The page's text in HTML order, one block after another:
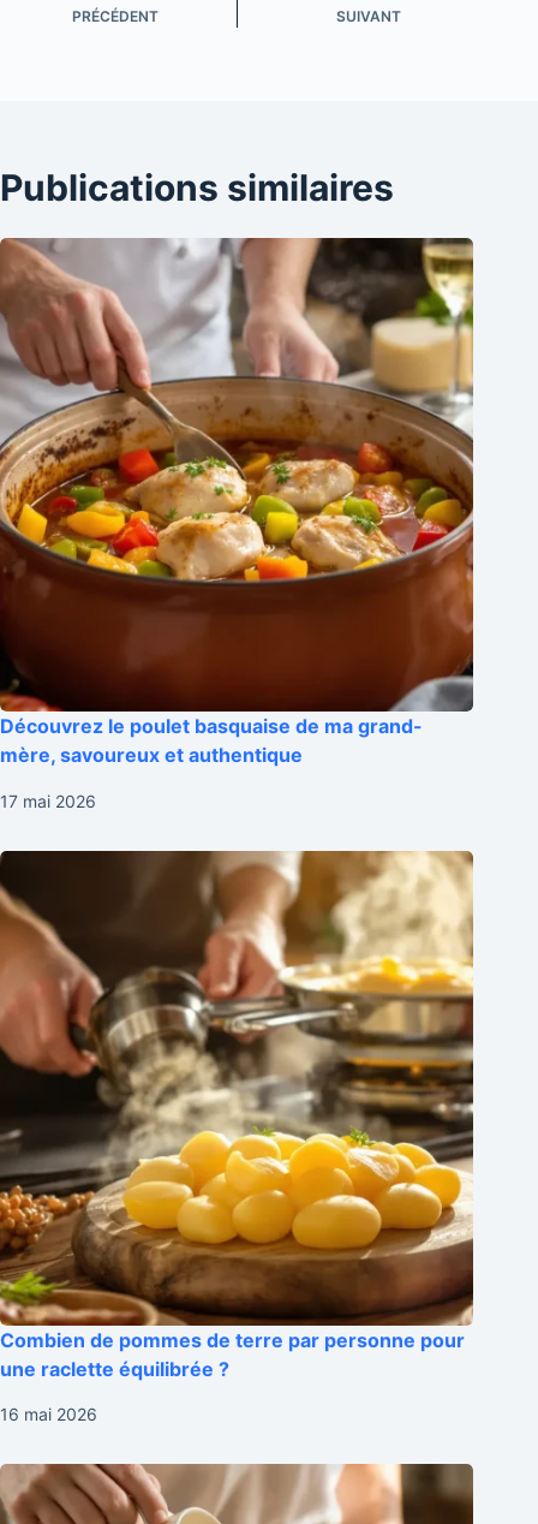
PRÉCÉDENT SUIVANT
Publications similaires
Découvrez le poulet basquaise de ma grand-
mère, savoureux et authentique
17 mai 2026
Combien de pommes de terre par personne pour
une raclette équilibrée ?
16 mai 2026